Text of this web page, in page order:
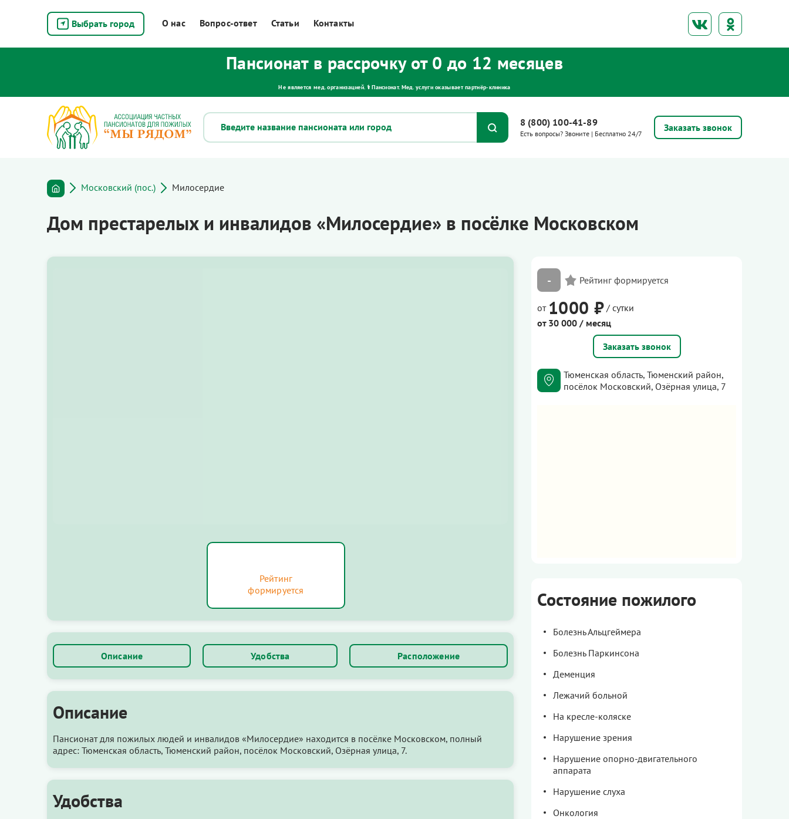
Выбрать город О нас Вопрос-ответ Статьи Контакты
Пансионат в рассрочку от 0 до 12 месяцев
Не является мед. организацией. ⚕ Пансионат. Мед. услуги оказывает партнёр‑клиника
8 (800) 100-41-89
Есть вопросы? Звоните | Бесплатно 24/7
Заказать звонок
Московский (пос.) Милосердие
Дом престарелых и инвалидов «Милосердие» в посёлке Московском
Рейтинг
формируется
Описание Удобства Расположение
Описание
Пансионат для пожилых людей и инвалидов «Милосердие» находится в посёлке Московском, полный
адрес: Тюменская область, Тюменский район, посёлок Московский, Озёрная улица, 7.
Удобства
-
от 1000 ₽/ сутки
от 30 000 / месяц
Заказать звонок
Тюменская область, Тюменский район,
посёлок Московский, Озёрная улица, 7
Состояние пожилого
Болезнь Альцгеймера
Болезнь Паркинсона
Деменция
Лежачий больной
На кресле-коляске
Нарушение зрения
Нарушение опорно-двигательного
аппарата
Нарушение слуха
Онкология